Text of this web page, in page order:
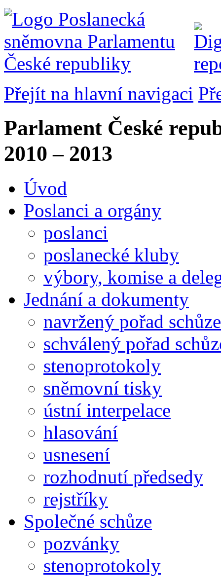
Přejít na hlavní navigaci
Parlament České
2010 – 2013
Úvod
Poslanci a orgány
poslanci
poslanecké kluby
výbory, komise a
Jednání a dokumenty
navržený pořad schůze
schválený pořad
stenoprotokoly
sněmovní tisky
ústní interpelace
hlasování
usnesení
rozhodnutí předsedy
rejstříky
Společné schůze
pozvánky
stenoprotokoly